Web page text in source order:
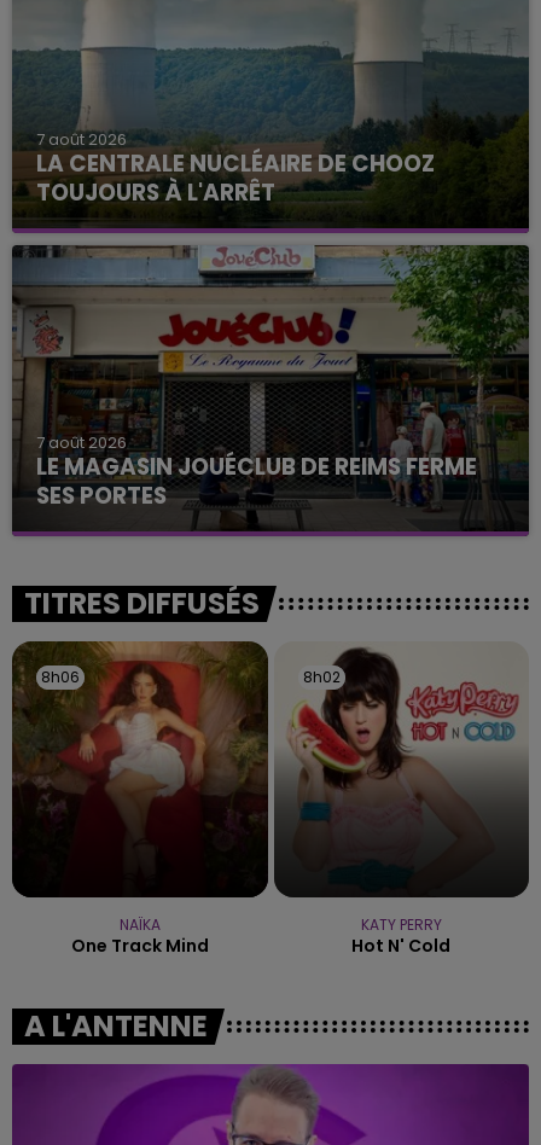
7 août 2026
LA CENTRALE NUCLÉAIRE DE CHOOZ
TOUJOURS À L'ARRÊT
Cela fait déjà une semaine que la centrale
nucléaire ardennaise est à l'arrêt. Une situation
justifiée par la sécheresse intense qui est toujours
présente.
7 août 2026
LE MAGASIN JOUÉCLUB DE REIMS FERME
SES PORTES
C'était l'une des institutions du centre-ville
fermer ses portes.
TITRES DIFFUSÉS
8h06
8h06
NAÏKA
One Track Mind
8h02
8h02
KATY PERRY
Hot N' Cold
A L'ANTENNE